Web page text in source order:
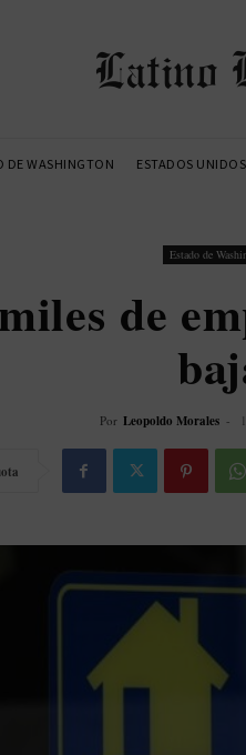
Latino
DE WASHINGTON ESTADOS UNIDOS
Estado de
de
Por Leopoldo Morales -